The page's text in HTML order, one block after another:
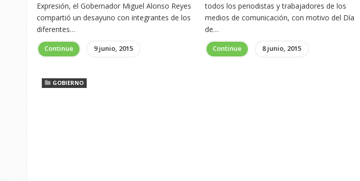
Expresión, el Gobernador Miguel Alonso Reyes
compartió un desayuno con integrantes de los
diferentes…
Continue 9 junio, 2015
todos los periodistas y trabajadores de los
medios de comunicación, con motivo del Día
de…
Continue 8 junio, 2015
GOBIERNO